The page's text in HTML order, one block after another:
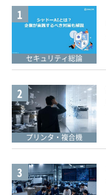
1
セキュリティ総論
2
プリンタ・複合機
3